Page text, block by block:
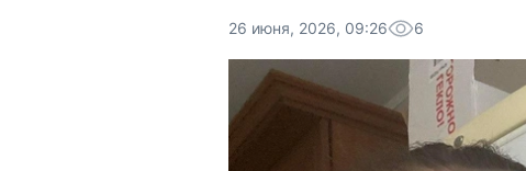
26 июня, 2026, 09:26 6